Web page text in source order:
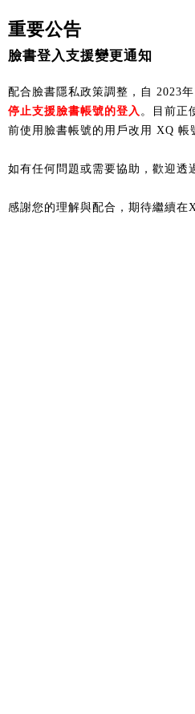
重要公告
臉書登入支援變更通知
配合臉書隱私政策調整，自 2023
停止支援臉書帳號的登入 。目前正
前使用臉書帳號的用戶改用 XQ 帳
如有任何問題或需要協助，歡迎透
感謝您的理解與配合，期待繼續在